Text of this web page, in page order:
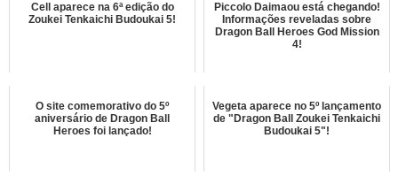
Cell aparece na 6ª edição do
Zoukei Tenkaichi Budoukai 5!
Piccolo Daimaou está chegando!
Informações reveladas sobre
Dragon Ball Heroes God Mission
4!
O site comemorativo do 5º
aniversário de Dragon Ball
Heroes foi lançado!
Vegeta aparece no 5º lançamento
de "Dragon Ball Zoukei Tenkaichi
Budoukai 5"!